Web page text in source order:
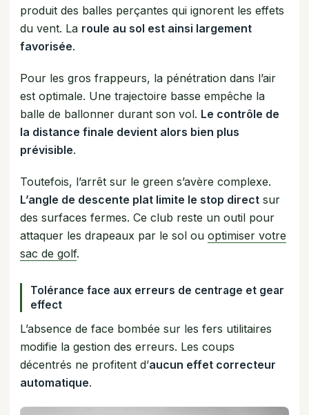
produit des balles perçantes qui ignorent les effets
du vent. La roule au sol est ainsi largement
favorisée.
Pour les gros frappeurs, la pénétration dans l’air
est optimale. Une trajectoire basse empêche la
balle de ballonner durant son vol. Le contrôle de
la distance finale devient alors bien plus
prévisible.
Toutefois, l’arrêt sur le green s’avère complexe.
L’angle de descente plat limite le stop directsur
des surfaces fermes. Ce club reste un outil pour
attaquer les drapeaux par le sol ou optimiser votre
sac de golf.
Tolérance face aux erreurs de centrage et gear
effect
L’absence de face bombée sur les fers utilitaires
modifie la gestion des erreurs. Les coups
décentrés ne profitent d’aucun effet correcteur
automatique.